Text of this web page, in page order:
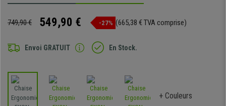
749,90 € 549,90 € -27% (665,38 € TVA comprise)
Envoi GRATUIT En Stock.
+ Couleurs